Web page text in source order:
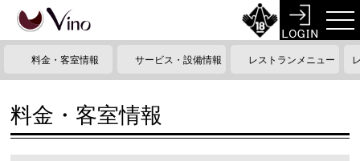
料金・客室情報 サービス・設備情報 レストランメニュー
料金・客室情報